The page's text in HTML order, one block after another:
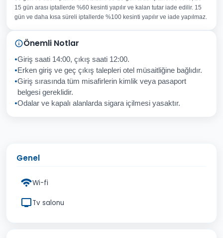
E-posta Adresiniz
Konu
Sorunuz
İptal Gönder
15 gün arası iptallerde %60 kesinti yapılır ve kalan tutar iade edilir. 15
gün ve daha kısa süreli iptallerde %100 kesinti yapılır ve iade yapılmaz.
Önemli Notlar
Giriş saati 14:00, çıkış saati 12:00.
Erken giriş ve geç çıkış talepleri otel müsaitliğine bağlıdır.
Giriş sırasında tüm misafirlerin kimlik veya pasaport
belgesi gereklidir.
Odalar ve kapalı alanlarda sigara içilmesi yasaktır.
Genel
Wi-fi
Tv salonu